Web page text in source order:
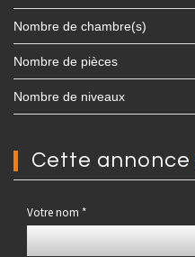
Nombre de chambre(s)
Nombre de pièces
Nombre de niveaux
cette annonce
Votre nom *